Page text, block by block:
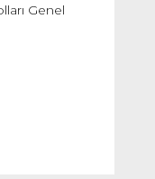
Genel